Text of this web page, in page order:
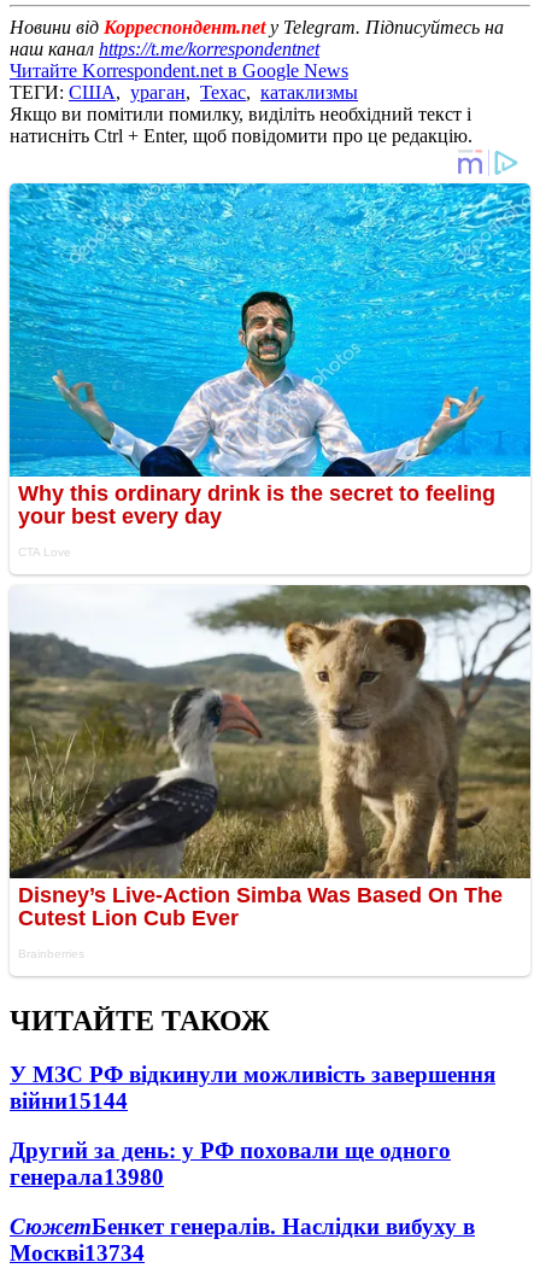
Новини від Корреспондент.netу Telegram. Підписуйтесь на
наш канал https://t.me/korrespondentnet
Читайте Korrespondent.net в Google News
ТЕГИ: США, ураган, Техас, катаклизмы
Якщо ви помітили помилку, виділіть необхідний текст і
натисніть Ctrl + Enter, щоб повідомити про це редакцію.
ЧИТАЙТЕ ТАКОЖ
У МЗС РФ відкинули можливість завершення
війни15144
Другий за день: у РФ поховали ще одного
генерала13980
СюжетБенкет генералів. Наслідки вибуху в
Москві13734